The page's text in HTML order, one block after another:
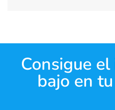
Consigue
bajo en